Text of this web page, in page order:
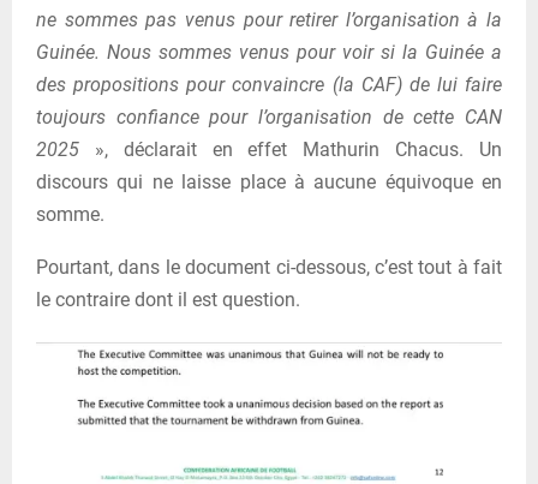
ne sommes pas venus pour retirer l’organisation à la
Guinée. Nous sommes venus pour voir si la Guinée a
des propositions pour convaincre (la CAF) de lui faire
toujours confiance pour l’organisation de cette CAN
2025 », déclarait en effet Mathurin Chacus. Un
discours qui ne laisse place à aucune équivoque en
somme.
Pourtant, dans le document ci-dessous, c’est tout à fait
le contraire dont il est question.